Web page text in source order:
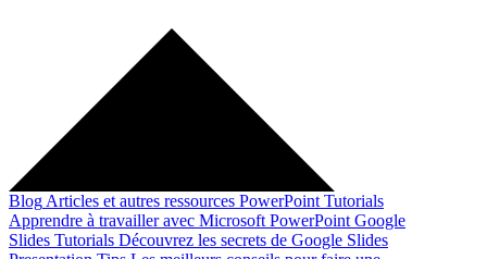
Blog Articles et autres ressources PowerPoint Tutorials
Apprendre à travailler avec Microsoft PowerPoint Google
Slides Tutorials Découvrez les secrets de Google Slides